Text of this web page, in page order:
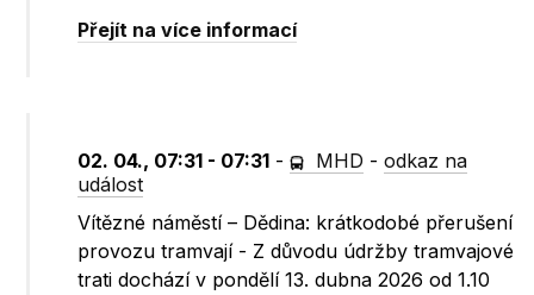
Přejít na více informací
02. 04., 07:31 - 07:31 - MHD -odkaz na
událost
Vítězné náměstí – Dědina: krátkodobé přerušení
provozu tramvají - Z důvodu údržby tramvajové
trati dochází v pondělí 13. dubna 2026 od 1.10